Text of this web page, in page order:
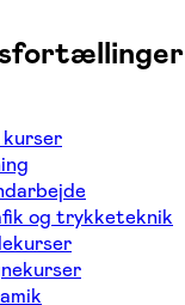
og trykketeknik